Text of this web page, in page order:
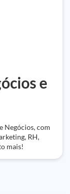
e
Negócios, com
RH,
mais!